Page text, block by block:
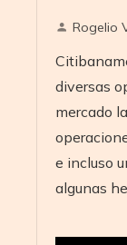
Rogelio
diversas
mercado
e incluso
algunas